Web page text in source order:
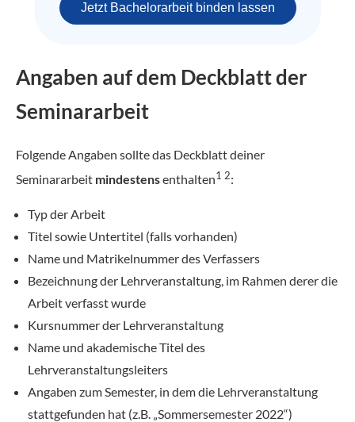
Jetzt Bachelorarbeit binden lassen
Angaben auf dem Deckblatt der
Seminararbeit
Folgende Angaben sollte das Deckblatt deiner
Seminararbeit mindestensenthalten1 2:
Typ der Arbeit
Titel sowie Untertitel (falls vorhanden)
Name und Matrikelnummer des Verfassers
Bezeichnung der Lehrveranstaltung, im Rahmen derer die
Arbeit verfasst wurde
Kursnummer der Lehrveranstaltung
Name und akademische Titel des
Lehrveranstaltungsleiters
Angaben zum Semester, in dem die Lehrveranstaltung
stattgefunden hat (z.B. „Sommersemester 2022“)